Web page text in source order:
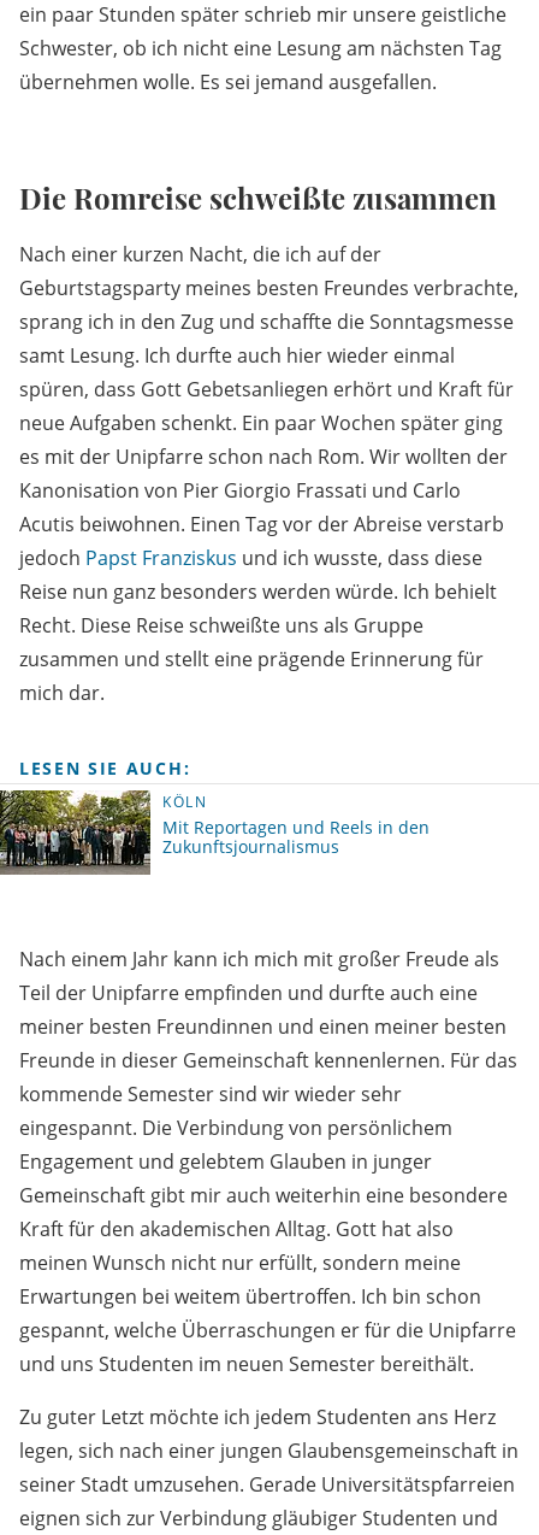
ein paar Stunden später schrieb mir unsere geistliche
Schwester, ob ich nicht eine Lesung am nächsten Tag
übernehmen wolle. Es sei jemand ausgefallen.
Die Romreise schweißte zusammen
Nach einer kurzen Nacht, die ich auf der
Geburtstagsparty meines besten Freundes verbrachte,
sprang ich in den Zug und schaffte die Sonntagsmesse
samt Lesung. Ich durfte auch hier wieder einmal
spüren, dass Gott Gebetsanliegen erhört und Kraft für
neue Aufgaben schenkt. Ein paar Wochen später ging
es mit der Unipfarre schon nach Rom. Wir wollten der
Kanonisation von Pier Giorgio Frassati und Carlo
Acutis beiwohnen. Einen Tag vor der Abreise verstarb
jedoch Papst Franziskus und ich wusste, dass diese
Reise nun ganz besonders werden würde. Ich behielt
Recht. Diese Reise schweißte uns als Gruppe
zusammen und stellt eine prägende Erinnerung für
mich dar.
LESEN SIE AUCH:
KÖLN
Mit Reportagen und Reels in den
Zukunftsjournalismus
Nach einem Jahr kann ich mich mit großer Freude als
Teil der Unipfarre empfinden und durfte auch eine
meiner besten Freundinnen und einen meiner besten
Freunde in dieser Gemeinschaft kennenlernen. Für das
kommende Semester sind wir wieder sehr
eingespannt. Die Verbindung von persönlichem
Engagement und gelebtem Glauben in junger
Gemeinschaft gibt mir auch weiterhin eine besondere
Kraft für den akademischen Alltag. Gott hat also
meinen Wunsch nicht nur erfüllt, sondern meine
Erwartungen bei weitem übertroffen. Ich bin schon
gespannt, welche Überraschungen er für die Unipfarre
und uns Studenten im neuen Semester bereithält.
Zu guter Letzt möchte ich jedem Studenten ans Herz
legen, sich nach einer jungen Glaubensgemeinschaft in
seiner Stadt umzusehen. Gerade Universitätspfarreien
eignen sich zur Verbindung gläubiger Studenten und